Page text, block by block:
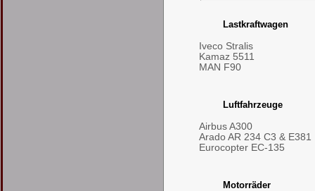
Lastkraftwagen
Iveco Stralis
Kamaz 5511
MAN F90
Luftfahrzeuge
Airbus A300
Arado AR 234 C3 & E381
Eurocopter EC-135
Motorräder